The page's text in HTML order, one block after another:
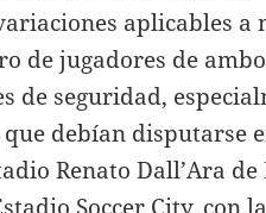
aplicables a
de jugadores de
de seguridad,
debían disputarse
Renato Dall’Ara